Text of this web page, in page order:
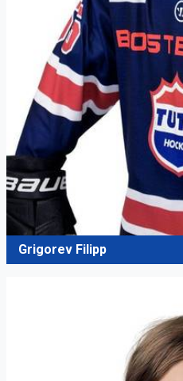
Grigorev Filipp